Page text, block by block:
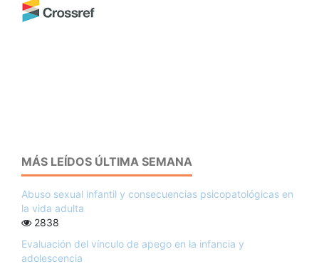
MÁS LEÍDOS ÚLTIMA SEMANA
Abuso sexual infantil y consecuencias psicopatológicas en
la vida adulta
2838
Evaluación del vínculo de apego en la infancia y
adolescencia